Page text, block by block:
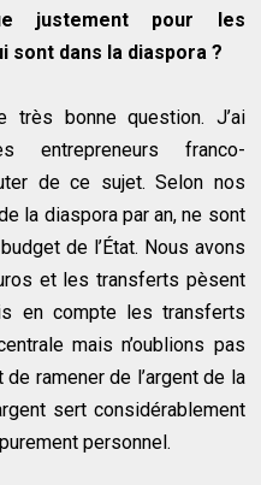
justement pour les
dans la diaspora ?
très bonne question. J’ai
entrepreneurs franco-
de ce sujet. Selon nos
la diaspora par an, ne sont
de l’État. Nous avons
et les transferts pèsent
en compte les transferts
mais n’oublions pas
ramener de l’argent de la
sert considérablement
personnel.